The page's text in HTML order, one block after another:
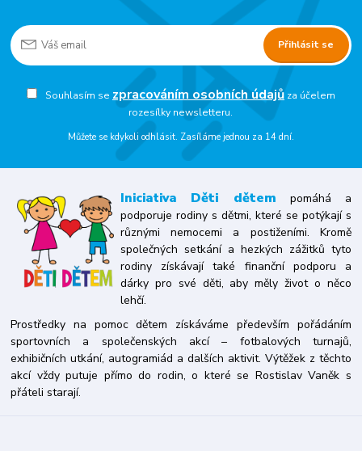
Přihlásit se
Souhlasím se zpracováním osobních údajůza účelem
rozesílky newsletteru.
Můžete se kdykoli odhlásit. Zasíláme jednou za 14 dní.
Iniciativa Děti dětem pomáhá a
podporuje rodiny s dětmi, které se potýkají s
různými nemocemi a postiženími. Kromě
společných setkání a hezkých zážitků tyto
rodiny získávají také finanční podporu a
dárky pro své děti, aby měly život o něco
lehčí.
Prostředky na pomoc dětem získáváme především pořádáním
sportovních a společenských akcí – fotbalových turnajů,
exhibičních utkání, autogramiád a dalších aktivit. Výtěžek z těchto
akcí vždy putuje přímo do rodin, o které se Rostislav Vaněk s
přáteli starají.